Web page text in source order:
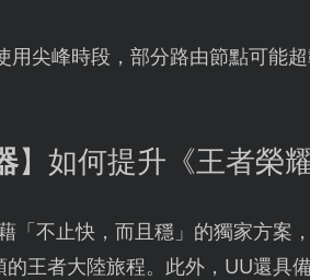
用尖峰時段，部分路由節點可能
】如何提升《王者榮
「不止快，而且穩」的獨家方案
王者大陸旅程。此外，UU還具